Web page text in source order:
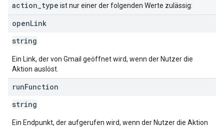
action type ist nur einer der folgenden Werte zulässig:
openLink
string
Ein Link, der von Gmail geöffnet wird, wenn der Nutzer die
Aktion auslöst.
runFunction
string
Ein Endpunkt, der aufgerufen wird, wenn der Nutzer die Aktion